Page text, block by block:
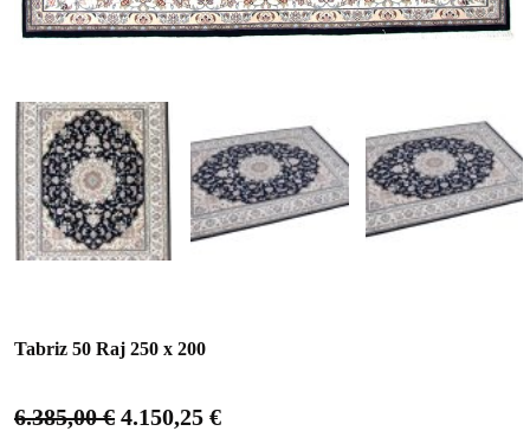
Tabriz 50 Raj 250 x 200
6.385,00€ 4.150,25 €